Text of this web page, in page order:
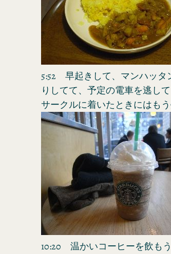
5:52 早起きして、マンハッタ
りしてて、予定の電車を逃し
サークルに着いたときにはもう
10:20 温かいコーヒーを飲も